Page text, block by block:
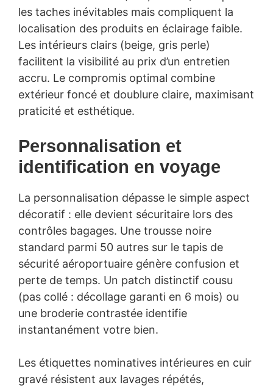
les taches inévitables mais compliquent la
localisation des produits en éclairage faible.
Les intérieurs clairs (beige, gris perle)
facilitent la visibilité au prix d’un entretien
accru. Le compromis optimal combine
extérieur foncé et doublure claire, maximisant
praticité et esthétique.
Personnalisation et
identification en voyage
La personnalisation dépasse le simple aspect
décoratif : elle devient sécuritaire lors des
contrôles bagages. Une trousse noire
standard parmi 50 autres sur le tapis de
sécurité aéroportuaire génère confusion et
perte de temps. Un patch distinctif cousu
(pas collé : décollage garanti en 6 mois) ou
une broderie contrastée identifie
instantanément votre bien.
Les étiquettes nominatives intérieures en cuir
gravé résistent aux lavages répétés,